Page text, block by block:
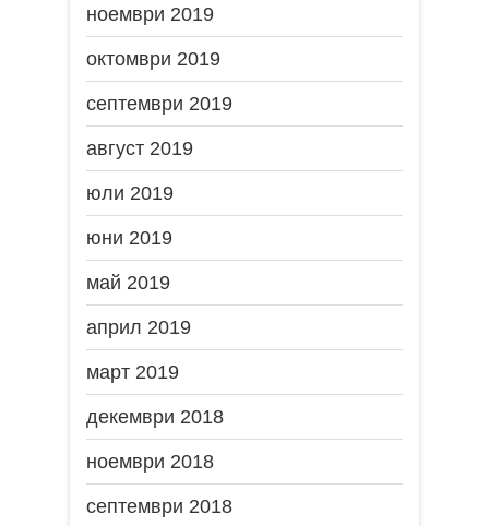
ноември 2019
октомври 2019
септември 2019
август 2019
юли 2019
юни 2019
май 2019
април 2019
март 2019
декември 2018
ноември 2018
септември 2018